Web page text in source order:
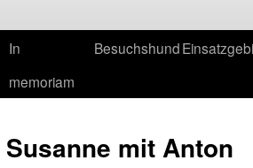
In
memoriam
Besuchshund
Susanne mit Anton